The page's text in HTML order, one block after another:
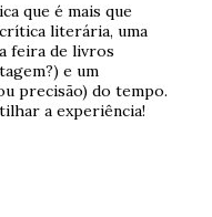
que é mais que
literária, uma
feira de livros
e um
precisão) do tempo.
a experiência!